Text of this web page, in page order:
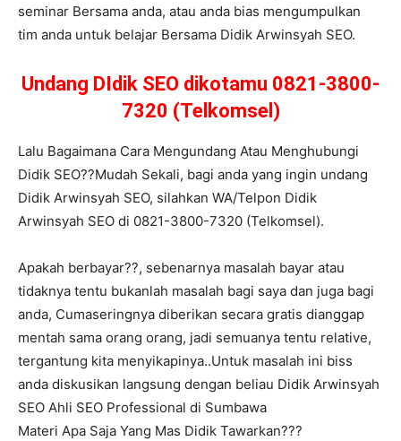
seminar Bersama anda, atau anda bias mengumpulkan
tim anda untuk belajar Bersama Didik Arwinsyah SEO.
Undang DIdik SEO dikotamu 0821-3800-
7320 (Telkomsel)
Lalu Bagaimana Cara Mengundang Atau Menghubungi
Didik SEO??Mudah Sekali, bagi anda yang ingin undang
Didik Arwinsyah SEO, silahkan WA/Telpon Didik
Arwinsyah SEO di 0821-3800-7320 (Telkomsel).
Apakah berbayar??, sebenarnya masalah bayar atau
tidaknya tentu bukanlah masalah bagi saya dan juga bagi
anda, Cumaseringnya diberikan secara gratis dianggap
mentah sama orang orang, jadi semuanya tentu relative,
tergantung kita menyikapinya..Untuk masalah ini biss
anda diskusikan langsung dengan beliau Didik Arwinsyah
SEO Ahli SEO Professional di Sumbawa
Materi Apa Saja Yang Mas Didik Tawarkan???